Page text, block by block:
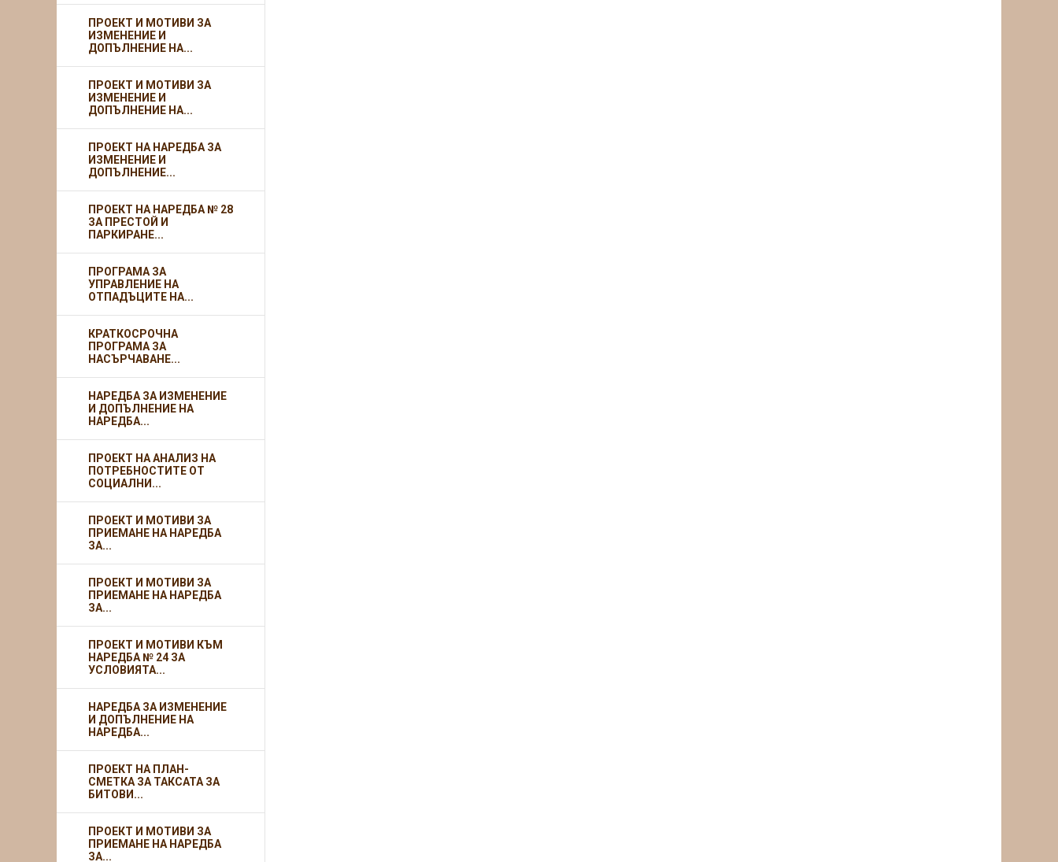
ПРОЕКТ И МОТИВИ ЗА
ИЗМЕНЕНИЕ И
ДОПЪЛНЕНИЕ НА...
ПРОЕКТ И МОТИВИ ЗА
ИЗМЕНЕНИЕ И
ДОПЪЛНЕНИЕ НА...
ПРОЕКТ НА НАРЕДБА ЗА
ИЗМЕНЕНИЕ И
ДОПЪЛНЕНИЕ...
ПРОЕКТ НА НАРЕДБА № 28
ЗА ПРЕСТОЙ И
ПАРКИРАНЕ...
ПРОГРАМА ЗА
УПРАВЛЕНИЕ НА
ОТПАДЪЦИТЕ НА...
КРАТКОСРОЧНА
ПРОГРАМА ЗА
НАСЪРЧАВАНЕ...
НАРЕДБА ЗА ИЗМЕНЕНИЕ
И ДОПЪЛНЕНИЕ НА
НАРЕДБА...
ПРОЕКТ НА АНАЛИЗ НА
ПОТРЕБНОСТИТЕ ОТ
СОЦИАЛНИ...
ПРОЕКТ И МОТИВИ ЗА
ПРИЕМАНЕ НА НАРЕДБА
ЗА...
ПРОЕКТ И МОТИВИ ЗА
ПРИЕМАНЕ НА НАРЕДБА
ЗА...
ПРОЕКТ И МОТИВИ КЪМ
НАРЕДБА № 24 ЗА
УСЛОВИЯТА...
НАРЕДБА ЗА ИЗМЕНЕНИЕ
И ДОПЪЛНЕНИЕ НА
НАРЕДБА...
ПРОЕКТ НА ПЛАН-
СМЕТКА ЗА ТАКСАТА ЗА
БИТОВИ...
ПРОЕКТ И МОТИВИ ЗА
ПРИЕМАНЕ НА НАРЕДБА
ЗА...